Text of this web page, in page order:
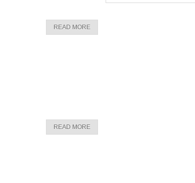
READ MORE
READ MORE